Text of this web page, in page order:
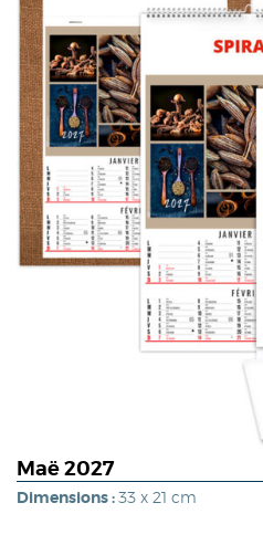
Maë 2027
Dimensions : 33 x 21 cm